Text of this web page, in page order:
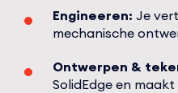
Engineeren: Je
mechanische
Ontwerpen &
SolidEdge en